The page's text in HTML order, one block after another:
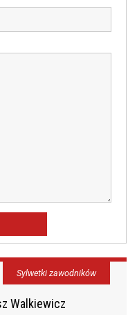
Walkiewicz
Sylwetki zawodników